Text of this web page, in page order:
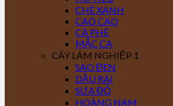
CHÈ XANH
CAO CAO
CÀ PHÊ
MẮC CA
CÂY LÂM NGHIỆP 1
SAO ĐEN
DẦU RÁI
SƯA ĐỎ
HOÀNG NAM